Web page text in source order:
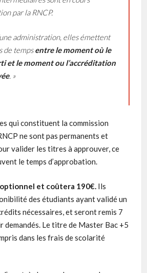
par la RNCP.
administration, elles émettent
de tempsentre le moment où le
et le moment ou l’accréditation
. »
qui constituent la commission
ne sont pas permanents et
valider les titres à approuver, ce
le temps d’approbation.
et coûtera 190€.Ils
des étudiants ayant validé un
nécessaires, et seront remis 7
demandés. Le titre de Master Bac +5
dans les frais de scolarité